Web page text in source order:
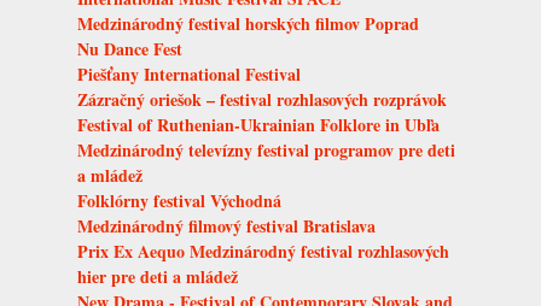
Medzinárodný festival horských filmov Poprad
Nu Dance Fest
Piešťany International Festival
Zázračný oriešok – festival rozhlasových rozprávok
Festival of Ruthenian-Ukrainian Folklore in Ubľa
Medzinárodný televízny festival programov pre deti
a mládež
Folklórny festival Východná
Medzinárodný filmový festival Bratislava
Prix Ex Aequo Medzinárodný festival rozhlasových
hier pre deti a mládež